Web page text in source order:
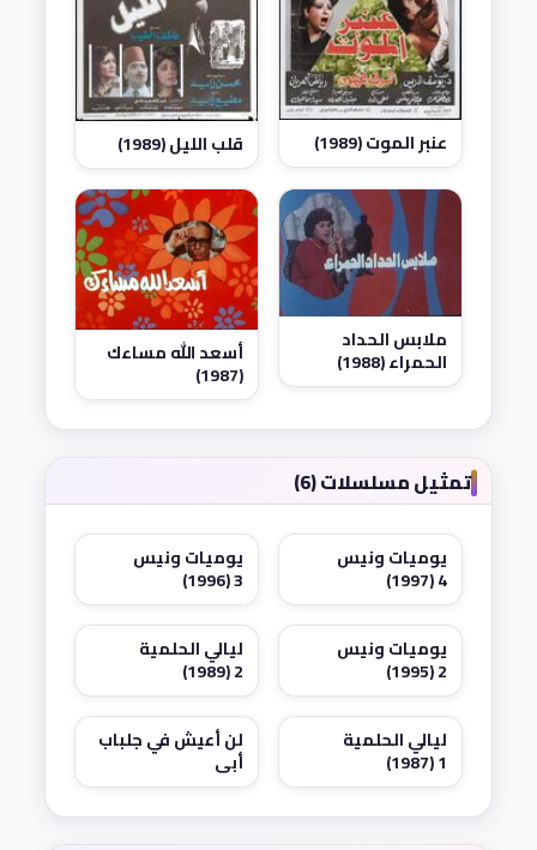
عنبر الموت (1989) قلب الليل (1989)
ملابس الحداد
الحمراء (1988) أسعد الله مساءك
(1987)
تمثيل مسلسلات (6)
يوميات ونيس
4 (1997)
يوميات ونيس
3 (1996)
يوميات ونيس
2 (1995)
ليالي الحلمية
2 (1989)
ليالي الحلمية
1 (1987)
لن أعيش في جلباب
أبي